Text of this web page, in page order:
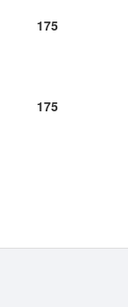
175
175